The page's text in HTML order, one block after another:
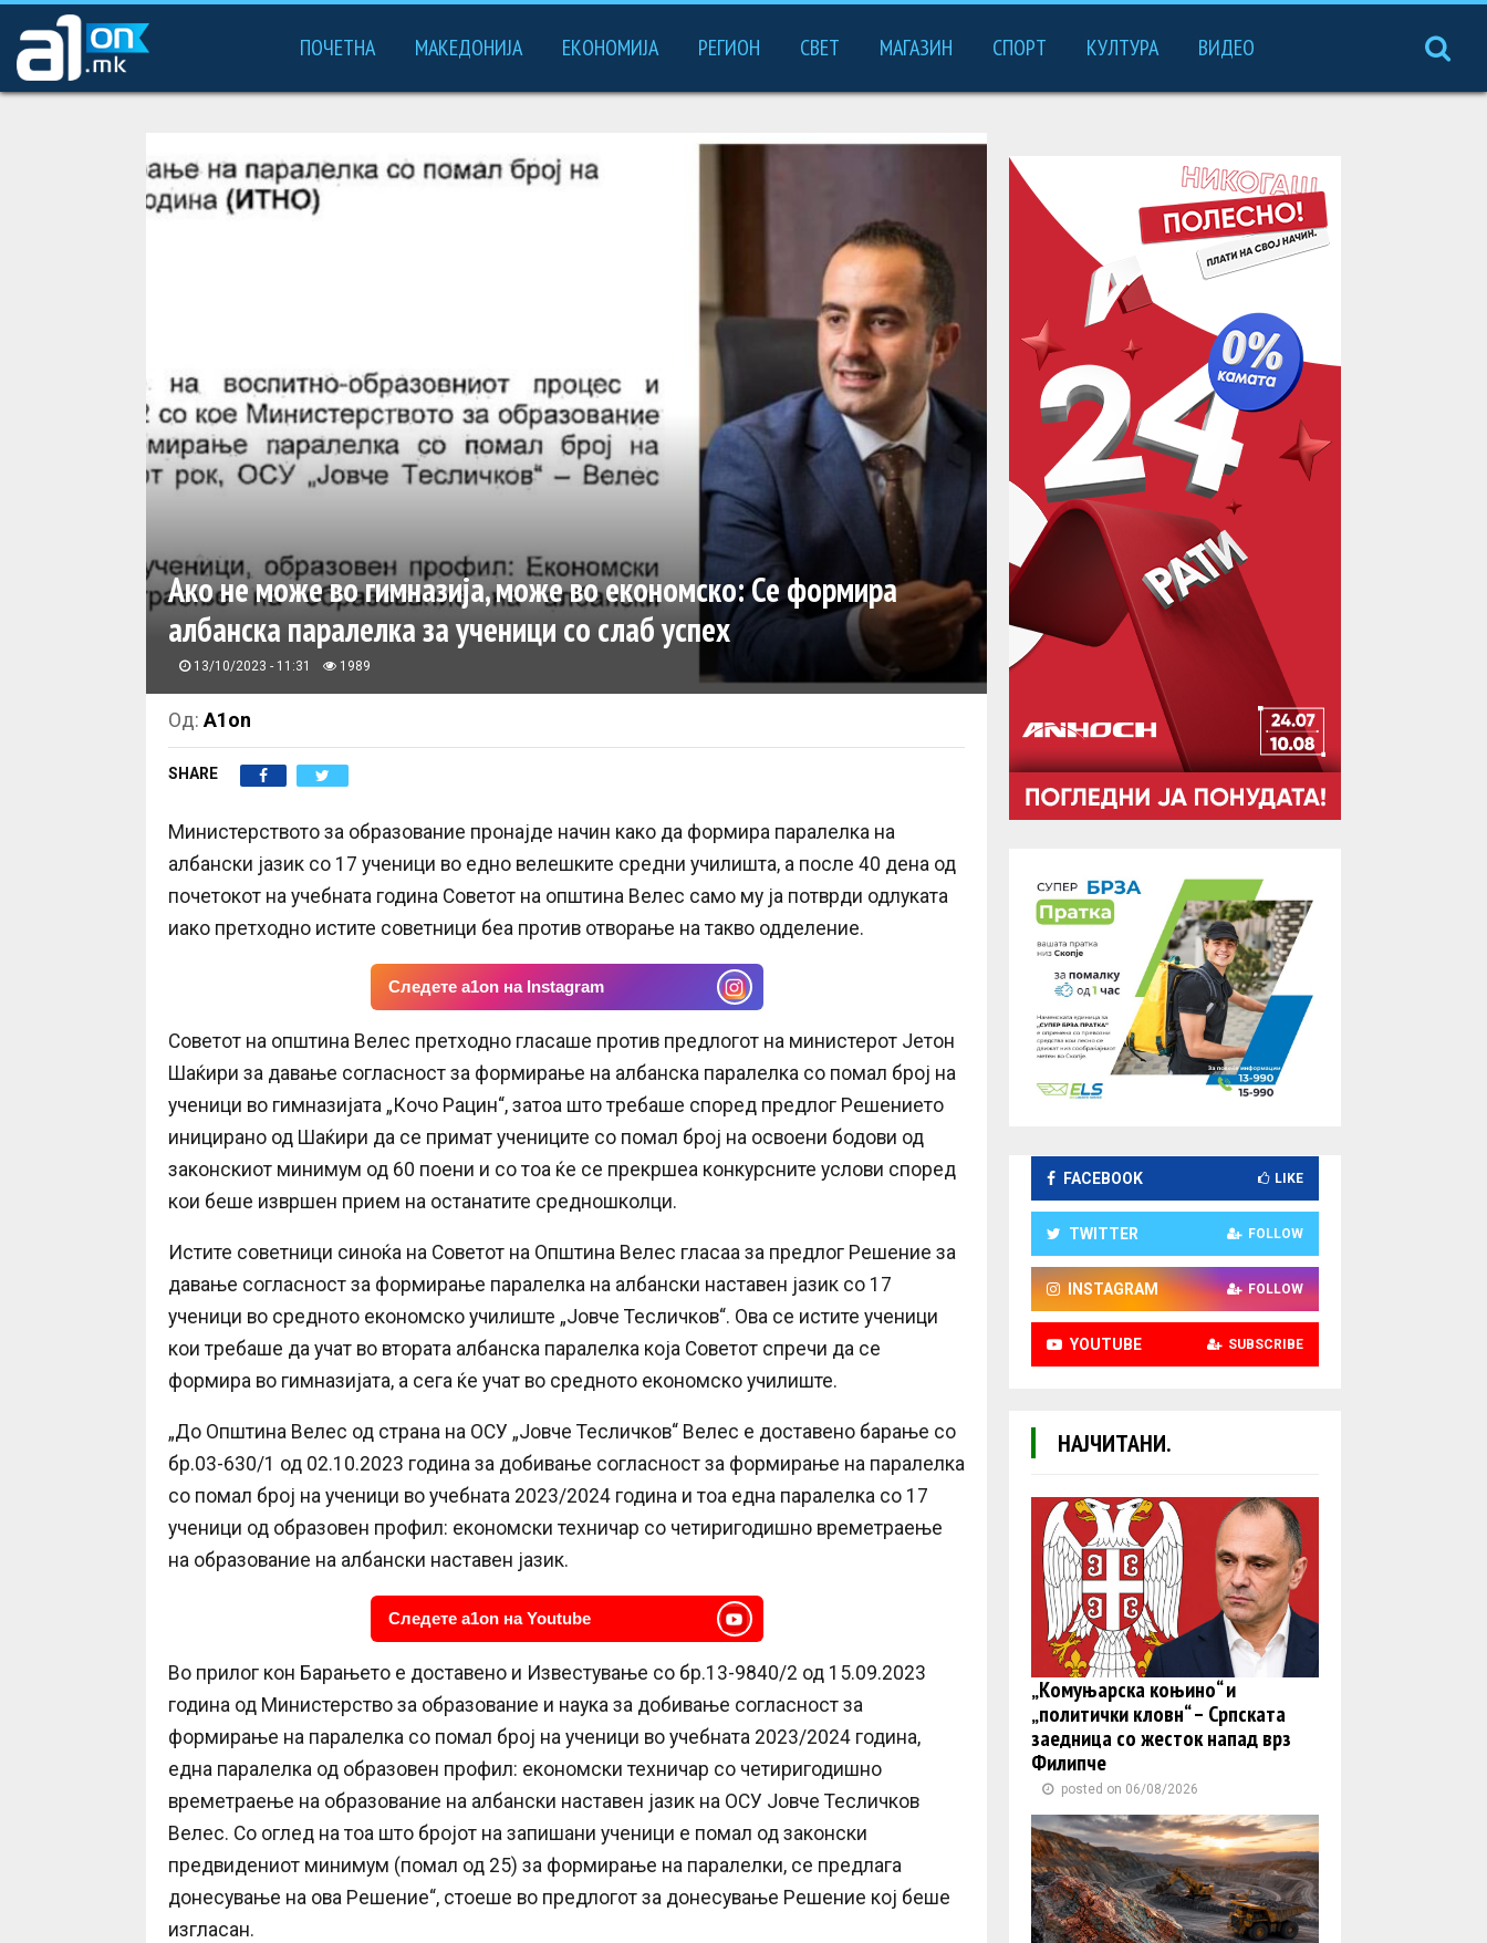
ПОЧЕТНА МАКЕДОНИЈА ЕКОНОМИЈА РЕГИОН СВЕТ МАГАЗИН СПОРТ КУЛТУРА ВИДЕО
Ако не може во гимназија, може во економско: Се формира
албанска паралелка за ученици со слаб успех
13/10/2023 - 11:31 1989
Од: A1on
SHARE
Министерството за образование пронајде начин како да формира паралелка на
албански јазик со 17 ученици во едно велешките средни училишта, а после 40 дена од
почетокот на учебната година Советот на општина Велес само му ја потврди одлуката
иако претходно истите советници беа против отворање на такво одделение.
Следете a1on на Instagram
Советот на општина Велес претходно гласаше против предлогот на министерот Јетон
Шаќири за давање согласност за формирање на албанска паралелка со помал број на
ученици во гимназијата „Кочо Рацин“, затоа што требаше според предлог Решението
иницирано од Шаќири да се примат учениците со помал број на освоени бодови од
законскиот минимум од 60 поени и со тоа ќе се прекршеа конкурсните услови според
кои беше извршен прием на останатите средношколци.
Истите советници синоќа на Советот на Општина Велес гласаа за предлог Решение за
давање согласност за формирање паралелка на албански наставен јазик со 17
ученици во средното економско училиште „Јовче Тесличков“. Ова се истите ученици
кои требаше да учат во втората албанска паралелка која Советот спречи да се
формира во гимназијата, а сега ќе учат во средното економско училиште.
„До Општина Велес од страна на ОСУ „Јовче Тесличков“ Велес е доставено барање со
бр.03-630/1 од 02.10.2023 година за добивање согласност за формирање на паралелка
со помал број на ученици во учебната 2023/2024 година и тоа една паралелка со 17
ученици од образовен профил: економски техничар со четиригодишно времетраење
на образование на албански наставен јазик.
Следете a1on на Youtube
Во прилог кон Барањето е доставено и Известување со бр.13-9840/2 од 15.09.2023
година од Министерство за образование и наука за добивање согласност за
формирање на паралелка со помал број на ученици во учебната 2023/2024 година,
една паралелка од образовен профил: економски техничар со четиригодишно
времетраење на образование на албански наставен јазик на ОСУ Јовче Тесличков
Велес. Со оглед на тоа што бројот на запишани ученици е помал од законски
предвидениот минимум (помал од 25) за формирање на паралелки, се предлага
донесување на ова Решение“, стоеше во предлогот за донесување Решение кој беше
изгласан.
FACEBOOK LIKE
TWITTER FOLLOW
INSTAGRAM FOLLOW
YOUTUBE SUBSCRIBE
НАЈЧИТАНИ.
„Комуњарска коњино“ и
„политички кловн“ – Српската
заедница со жесток напад врз
Филипче
posted on 06/08/2026